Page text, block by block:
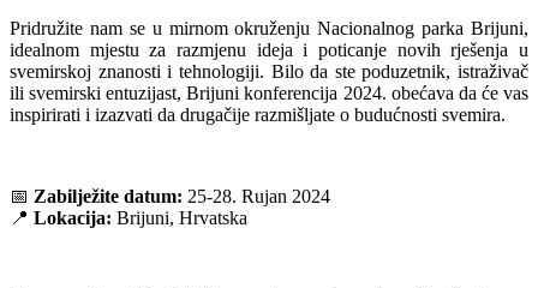
Pridružite nam se u mirnom okruženju Nacionalnog parka Brijuni,
idealnom mjestu za razmjenu ideja i poticanje novih rješenja u
svemirskoj znanosti i tehnologiji. Bilo da ste poduzetnik, istraživač
ili svemirski entuzijast, Brijuni konferencija 2024. obećava da će vas
inspirirati i izazvati da drugačije razmišljate o budućnosti svemira.
📅 Zabilježite datum: 25-28. Rujan 2024
📍 Lokacija: Brijuni, Hrvatska